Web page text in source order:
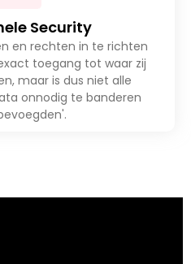
Security
en rechten in te richten
toegang tot waar zij
maar is dus niet alle
onnodig te banderen